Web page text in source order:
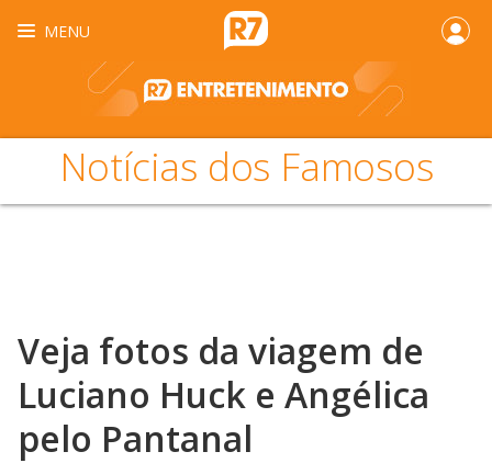
MENU
Notícias dos Famosos
Veja fotos da viagem de
Luciano Huck e Angélica
pelo Pantanal